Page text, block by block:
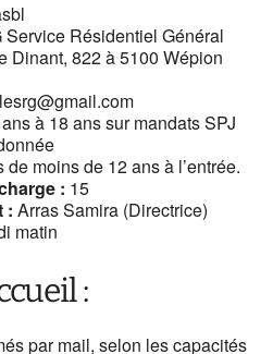
Service Résidentiel Général
Dinant, 822 à 5100 Wépion
à 18 ans sur mandats SPJ
moins de 12 ans à l’entrée.
: 15
: Arras Samira (Directrice)
matin
:
par mail, selon les capacités